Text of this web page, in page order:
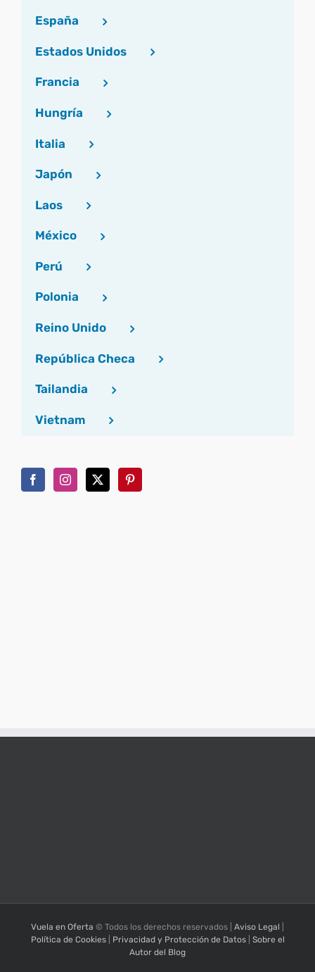
España
Estados Unidos
Francia
Hungría
Italia
Japón
Laos
México
Perú
Polonia
Reino Unido
República Checa
Tailandia
Vietnam
Vuela en Oferta © Todos los derechos reservados | Aviso Legal
Política de Cookies| Privacidad y Protección de Datos| Sobre el
Autor del Blog